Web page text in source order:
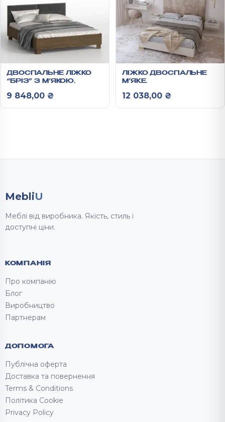
ДВОСПАЛЬНЕ ЛІЖКО
“БРІЗ” З М’ЯКОЮ
ЛАМЕЛЯМИ
9 848,00 ₴
ЛІЖКО ДВОСПАЛЬНЕ
М’ЯКЕ
РОНА
12 038,00 ₴
MebliU
Меблі від виробника. Якість, стиль і
доступні ціни.
КОМПАНІЯ
Про компанію
Блог
Виробництво
Партнерам
ДОПОМОГА
Публічна оферта
Доставка та повернення
Terms & Conditions
Політика Cookie
Privacy Policy